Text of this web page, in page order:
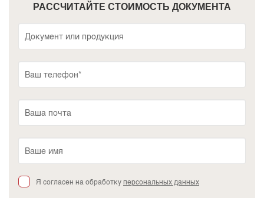
РАССЧИТАЙТЕ СТОИМОСТЬ ДОКУМЕНТА
Я согласен на обработкуперсональных данных